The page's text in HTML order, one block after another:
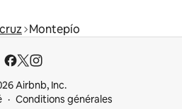
Montepío
Airbnb, Inc.
Conditions générales